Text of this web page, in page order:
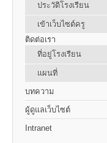
ประวัติโรงเรียน
เข้าเว็บไซต์ครู
ติดต่อเรา
ที่อยู่โรงเรียน
แผนที่
บทความ
ผู้ดูแลเว็บไซต์
Intranet